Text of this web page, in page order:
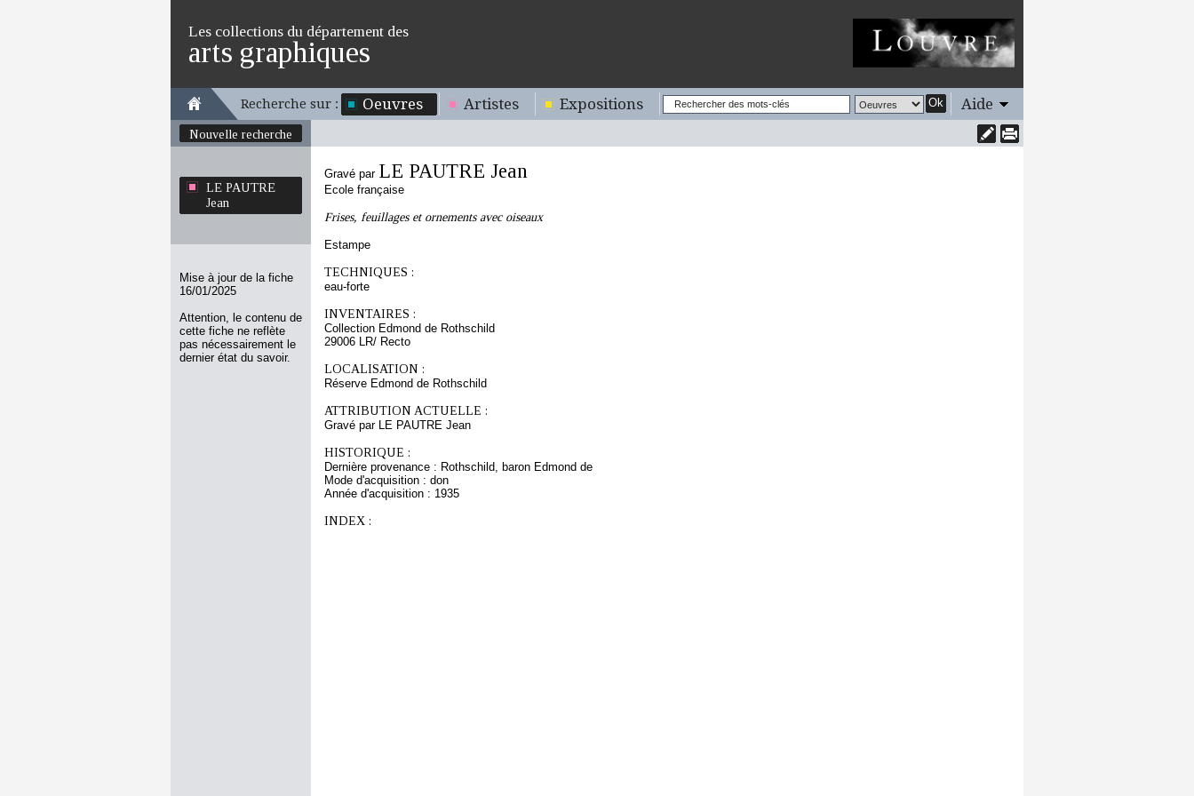
Les collections du département des
arts graphiques
Recherche sur : Oeuvres Artistes Expositions Ok Aide
Nouvelle recherche
LE PAUTRE
Jean
Mise à jour de la fiche
16/01/2025
Attention, le contenu de
cette fiche ne reflète
pas nécessairement le
dernier état du savoir.
Gravé par LE PAUTRE Jean
Ecole française
Frises, feuillages et ornements avec oiseaux
Estampe
TECHNIQUES :
eau-forte
INVENTAIRES :
Collection Edmond de Rothschild
29006 LR/ Recto
LOCALISATION :
Réserve Edmond de Rothschild
ATTRIBUTION ACTUELLE :
Gravé par LE PAUTRE Jean
HISTORIQUE :
Dernière provenance : Rothschild, baron Edmond de
Mode d'acquisition : don
Année d'acquisition : 1935
INDEX :